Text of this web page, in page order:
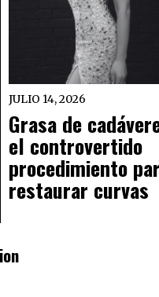
JULIO 14, 2026
Grasa de
el controvertido
procedimiento
restaurar curvas